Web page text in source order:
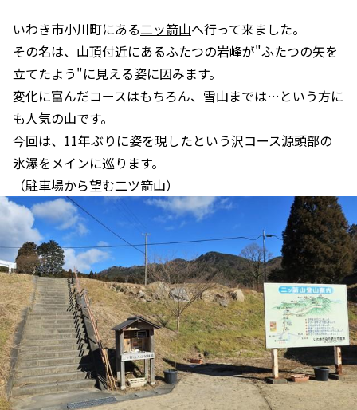
いわき市小川町にある二ッ箭山へ行って来ました。
その名は、山頂付近にあるふたつの岩峰が"ふたつの矢を
立てたよう"に見える姿に因みます。
変化に富んだコースはもちろん、雪山までは…という方に
も人気の山です。
今回は、11年ぶりに姿を現したという沢コース源頭部の
氷瀑をメインに巡ります。
（駐車場から望む二ツ箭山）